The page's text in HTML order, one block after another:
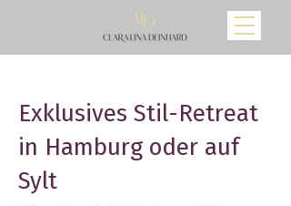
Exklusives Stil-Retreat
in Hamburg oder auf
Sylt